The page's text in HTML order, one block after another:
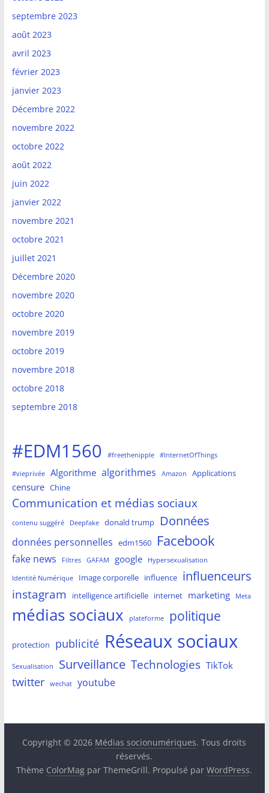
septembre 2023
août 2023
avril 2023
février 2023
janvier 2023
Décembre 2022
novembre 2022
octobre 2022
août 2022
juin 2022
janvier 2022
novembre 2021
octobre 2021
juillet 2021
Décembre 2020
novembre 2020
octobre 2020
novembre 2019
octobre 2019
novembre 2018
octobre 2018
septembre 2018
#EDM1560 #freethenipple #InternetOfThings
#vieprivée Algorithme algorithmes Amazon Applications
censure Chine
Communication et médias sociaux
contenu suggéré Deepfake donald trump Données
données personnelles edm1560 Facebook
fake news Filtres GAFAM google Hypersexualisation
Identité Numérique Image corporelle influence influenceurs
instagram intelligence artificielle internet marketing Meta
médias sociaux plateforme politique
protection publicité Réseaux sociaux
Sexualisation Surveillance Technologies TikTok
twitter wechat youtube
Copyright © 2026 Médias socionumériques. Tous droits
réservés.
Thème ColorMag par ThemeGrill. Propulsé parWordPress.